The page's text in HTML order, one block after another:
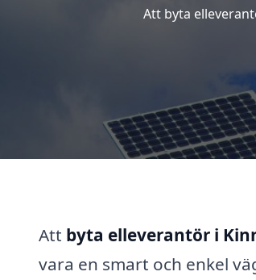
Att byta
Att byta elleverantör i
vara en smart och enkel